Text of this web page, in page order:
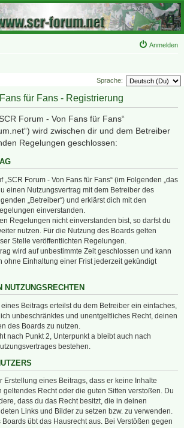
Anmelden
Sprache:
für Fans - Registrierung
Forum - Von Fans für Fans“
wird zwischen dir und dem Betreiber
Regelungen geschlossen:
„SCR Forum - Von Fans für Fans“ (im Folgenden „das
einen Nutzungsvertrag mit dem Betreiber des
„Betreiber“) und erklärst dich mit den
einverstanden.
Regelungen nicht einverstanden bist, so darfst du
nutzen. Für die Nutzung des Boards gelten
Stelle veröffentlichten Regelungen.
wird auf unbestimmte Zeit geschlossen und kann
ohne Einhaltung einer Frist jederzeit gekündigt
NUTZUNGSRECHTEN
Beitrags erteilst du dem Betreiber ein einfaches,
unbeschränktes und unentgeltliches Recht, deinen
des Boards zu nutzen.
nach Punkt 2, Unterpunkt a bleibt auch nach
bestehen.
Erstellung eines Beitrags, dass er keine Inhalte
geltendes Recht oder die guten Sitten verstoßen. Du
dass du das Recht besitzt, die in deinen
Links und Bilder zu setzen bzw. zu verwenden.
Boards übt das Hausrecht aus. Bei Verstößen gegen